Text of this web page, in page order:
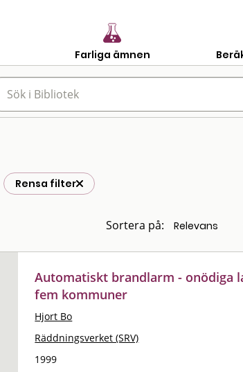
Farliga ämnen
Rensa filter
Sortera på:
Automatiskt brandlarm - onödiga
fem kommuner
Hjort Bo
Räddningsverket (SRV)
1999